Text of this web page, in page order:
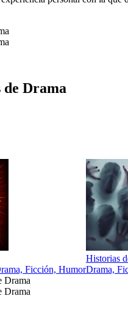
de Drama
Ficción, Humor
Historias
Drama,
Drama
Drama